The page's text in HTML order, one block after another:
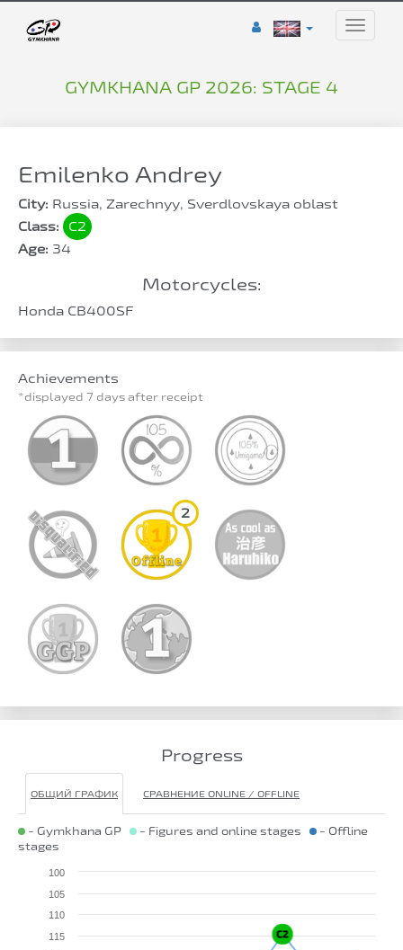
Toggle
GYMKHANA GP 2026: STAGE 4
Emilenko Andrey
City: Russia, Zarechnyy, Sverdlovskaya oblast
Class:
C2
Age: 34
Motorcycles:
Honda CB400SF
Achievements
*displayed 7 days after receipt
2
Progress
ОБЩИЙ ГРАФИК СРАВНЕНИЕ ONLINE / OFFLINE
- Gymkhana GP - Figures and online stages
- Offline
stages
100
105
110
115